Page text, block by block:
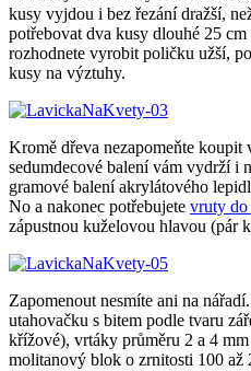
kusy vyjdou i bez řezání dražší,
potřebovat dva kusy dlouhé 25
rozhodnete vyrobit poličku užší,
kusy na výztuhy.
Kromě dřeva nezapomeňte
sedumdecové balení vám vydrží i
gramové balení akrylátového
No a nakonec potřebujete vruty do
zápustnou kuželovou hlavou (pár
Zapomenout nesmíte ani na
utahovačku s bitem podle tvaru
křížové), vrtáky průměru 2 a 4
molitanový blok o zrnitosti 100 až